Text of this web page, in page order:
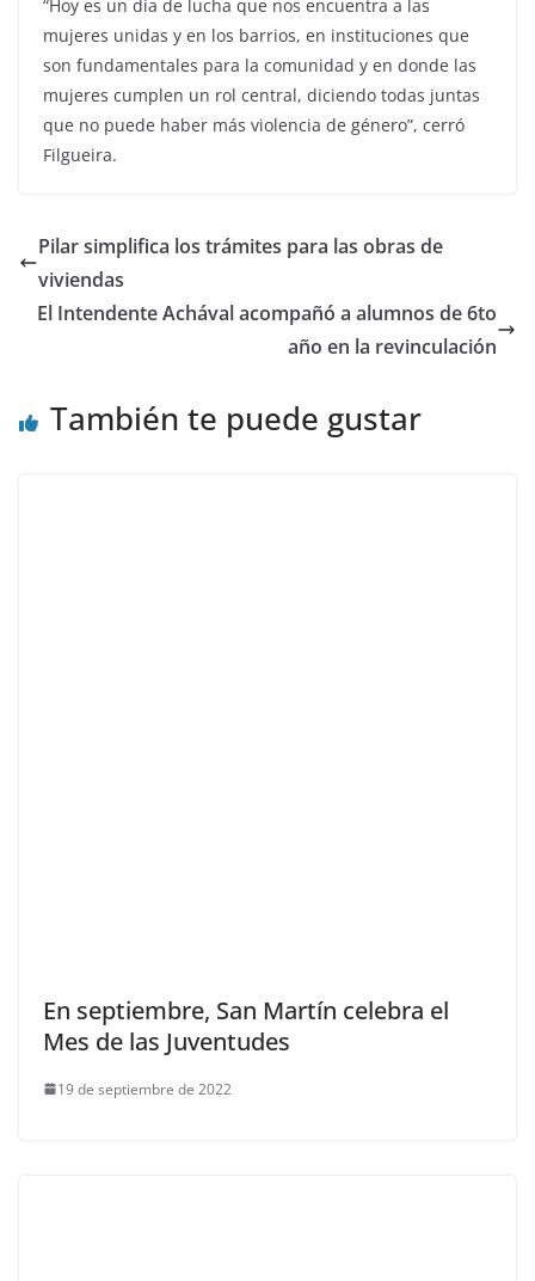
“Hoy es un día de lucha que nos encuentra a las
mujeres unidas y en los barrios, en instituciones que
son fundamentales para la comunidad y en donde las
mujeres cumplen un rol central, diciendo todas juntas
que no puede haber más violencia de género”, cerró
Filgueira.
Pilar simplifica los trámites para las obras de
viviendas
El Intendente Achával acompañó a alumnos de 6to
año en la revinculación
También te puede gustar
En septiembre, San Martín celebra el
Mes de las Juventudes
19 de septiembre de 2022